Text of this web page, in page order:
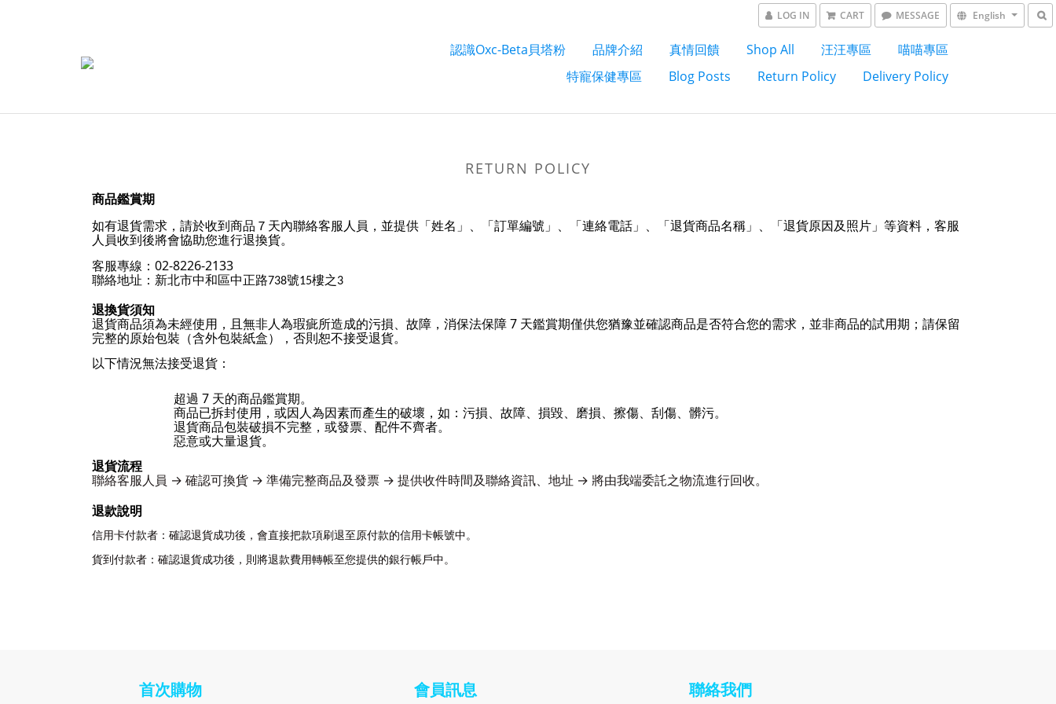
LOG IN CART MESSAGE English
認識Oxc-Beta貝塔粉 品牌介紹 真情回饋 Shop All 汪汪專區
喵喵專區
特寵保健專區
Blog Posts Return Policy Delivery Policy
RETURN POLICY
商品鑑賞期
如有退貨需求，請於收到商品７天內聯絡客服人員，並提供「姓名」、「訂單編號」、「連絡電話」、「退貨商品名稱」、「退貨原因及照片」等資料，客服
人員收到後將會協助您進行退換貨。
客服專線：02-8226-2133
聯絡地址： 新北市中和區中正路738號15樓之3
退換貨須知
退貨商品須為未經使用，且無非人為瑕疵所造成的污損、故障，消保法保障 7 天鑑賞期僅供您猶豫並確認商品是否符合您的需求，並非商品的試用期；請保留
完整的原始包裝（含外包裝紙盒），否則恕不接受退貨。
以下情況無法接受退貨：
超過 7 天的商品鑑賞期。
商品已拆封使用，或因人為因素而產生的破壞，如：污損、故障、損毀、磨損、擦傷、刮傷、髒污。
退貨商品包裝破損不完整，或發票、配件不齊者。
惡意或大量退貨。
退貨流程
聯絡客服人員 → 確認可換貨 → 準備完整商品及發票 → 提供收件時間及聯絡資訊、地址 → 將由我端委託之物流進行回收。
退款說明
信用卡付款者：確認退貨成功後，會直接把款項刷退至原付款的信用卡帳號中。
貨到付款者：確認退貨成功後，則將退款費用轉帳至您提供的銀行帳戶中。
首次購物 會員訊息 聯絡我們